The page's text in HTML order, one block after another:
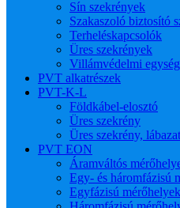
Sín szekrények
Szakaszoló biztosító
Terheléskapcsolók
Üres szekrények
Villámvédelmi
PVT alkatrészek
PVT-K-L
Földkábel-elosztó
Üres szekrény
Üres szekrény,
PVT EON
Áramváltós
Egy- és háromfázisú
Egyfázisú mérőhelyek